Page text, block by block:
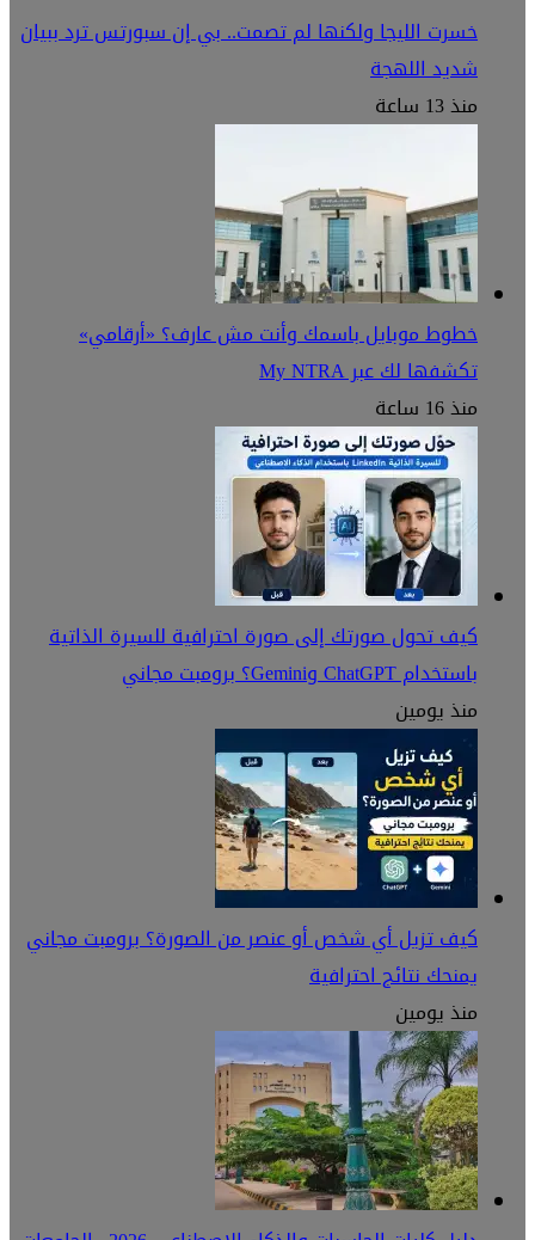
خسرت الليجا ولكنها لم تصمت.. بي إن سبورتس ترد ببيان
شديد اللهجة
منذ 13 ساعة
خطوط موبايل باسمك وأنت مش عارف؟ «أرقامي»
تكشفها لك عبر My NTRA
منذ 16 ساعة
كيف تحول صورتك إلى صورة احترافية للسيرة الذاتية
باستخدام ChatGPT وGemini؟ برومبت مجاني
منذ يومين
كيف تزيل أي شخص أو عنصر من الصورة؟ برومبت مجاني
يمنحك نتائج احترافية
منذ يومين